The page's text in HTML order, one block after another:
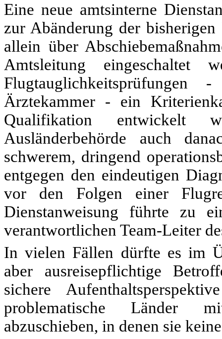
Eine neue amtsinterne
zur Abänderung der
allein über
Amtsleitung eingeschaltet
Ärztekammer - ein
Qualifikation entwickelt
Ausländerbehörde auch
schwerem, dringend
entgegen den eindeutigen
vor den Folgen einer
Dienstanweisung führte zu
verantwortlichen Team-Leiter
In vielen Fällen dürfte es im
aber ausreisepflichtige
sichere
problematische Länder
abzuschieben, in denen sie